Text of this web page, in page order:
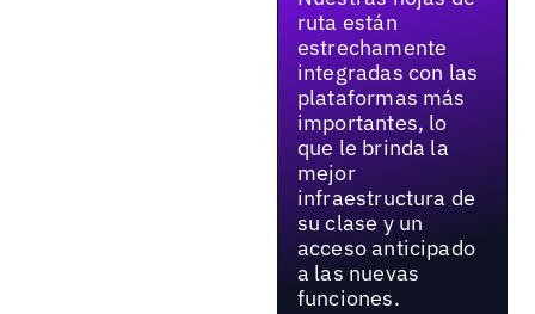
ruta están
estrechamente
integradas con las
plataformas más
importantes, lo
que le brinda la
mejor
infraestructura de
su clase y un
acceso anticipado
a las nuevas
funciones.